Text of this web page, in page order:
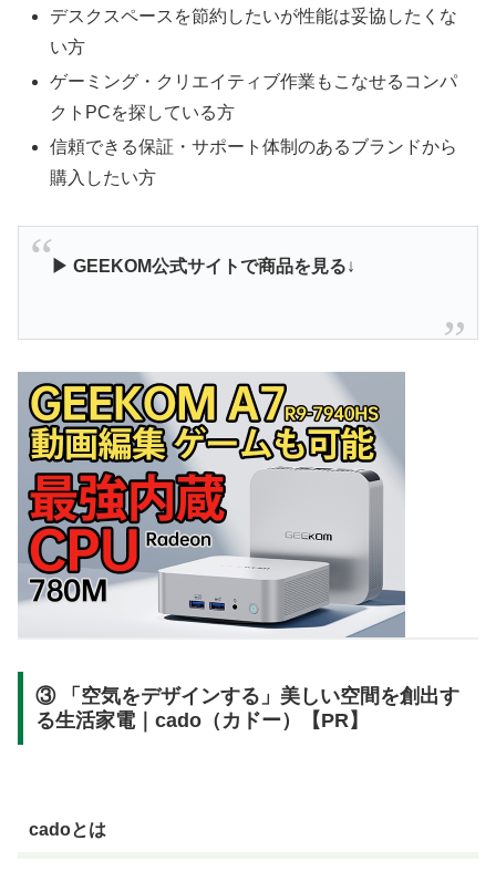
デスクスペースを節約したいが性能は妥協したくな
い方
ゲーミング・クリエイティブ作業もこなせるコンパ
クトPCを探している方
信頼できる保証・サポート体制のあるブランドから
購入したい方
▶ GEEKOM公式サイトで商品を見る↓
③ 「空気をデザインする」美しい空間を創出す
る生活家電｜cado（カドー）【PR】
cadoとは